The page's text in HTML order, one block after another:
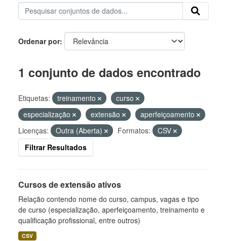
Ordenar por
1 conjunto de dados encontrado
Etiquetas: treinamento
curso
especialização
extensão
aperfeiçoamento
Licenças:
Outra (Aberta) Formatos:
CSV
Filtrar Resultados
Cursos de extensão ativos
Relação contendo nome do curso, campus, vagas e tipo
de curso (especialização, aperfeiçoamento, treinamento e
qualificação profissional, entre outros)
CSV